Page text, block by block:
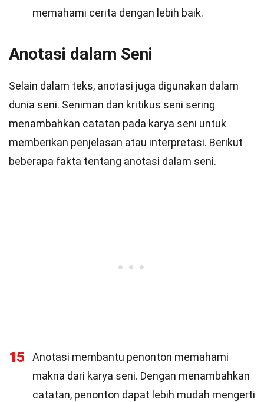
memahami cerita dengan lebih baik.
Anotasi dalam Seni
Selain dalam teks, anotasi juga digunakan dalam
dunia seni. Seniman dan kritikus seni sering
menambahkan catatan pada karya seni untuk
memberikan penjelasan atau interpretasi. Berikut
beberapa fakta tentang anotasi dalam seni.
15
Anotasi membantu penonton memahami
makna dari karya seni. Dengan menambahkan
catatan, penonton dapat lebih mudah mengerti